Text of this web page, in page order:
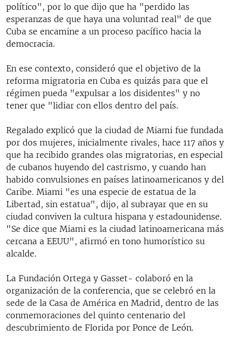
político", por lo que dijo que ha "perdido las
esperanzas de que haya una voluntad real" de que
Cuba se encamine a un proceso pacífico hacia la
democracia.
En ese contexto, consideró que el objetivo de la
reforma migratoria en Cuba es quizás para que el
régimen pueda "expulsar a los disidentes" y no
tener que "lidiar con ellos dentro del país.
Regalado explicó que la ciudad de Miami fue fundada
por dos mujeres, inicialmente rivales, hace 117 años y
que ha recibido grandes olas migratorias, en especial
de cubanos huyendo del castrismo, y cuando han
habido convulsiones en países latinoamericanos y del
Caribe. Miami "es una especie de estatua de la
Libertad, sin estatua", dijo, al subrayar que en su
ciudad conviven la cultura hispana y estadounidense.
"Se dice que Miami es la ciudad latinoamericana más
cercana a EEUU", afirmó en tono humorístico su
alcalde.
La Fundación Ortega y Gasset- colaboró en la
organización de la conferencia, que se celebró en la
sede de la Casa de América en Madrid, dentro de las
conmemoraciones del quinto centenario del
descubrimiento de Florida por Ponce de León.